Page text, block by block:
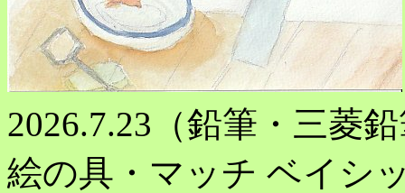
2026.7.23（鉛筆・三菱
絵の具・マッチ ベイシ